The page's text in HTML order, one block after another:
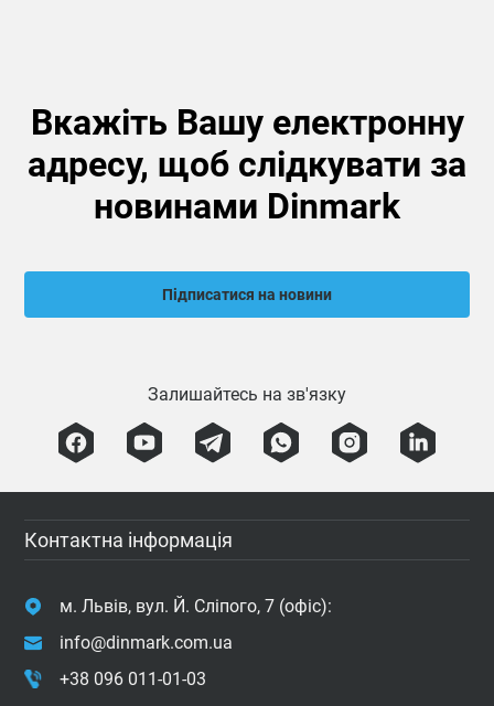
Вкажіть Вашу електронну
адресу, щоб слідкувати за
новинами Dinmark
Підписатися на новини
Залишайтесь на зв'язку
Контактна інформація
м. Львів, вул. Й. Сліпого, 7 (офіс):
info@dinmark.com.ua
+38 096 011-01-03